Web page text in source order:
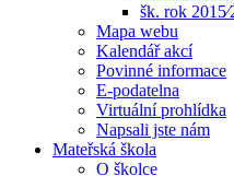
šk. rok
Mapa webu
Kalendář akcí
Povinné informace
E-podatelna
Virtuální prohlídka
Napsali jste nám
Mateřská škola
O školce